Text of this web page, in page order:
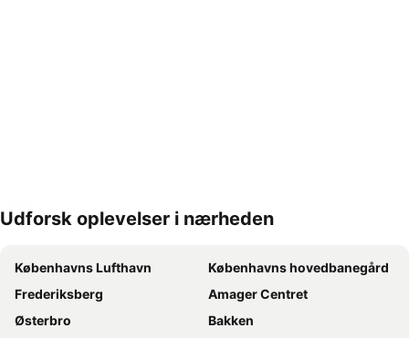
Udvid kort
Udforsk oplevelser i nærheden
Københavns Lufthavn
Københavns hovedbanegård
Frederiksberg
Amager Centret
Østerbro
Bakken